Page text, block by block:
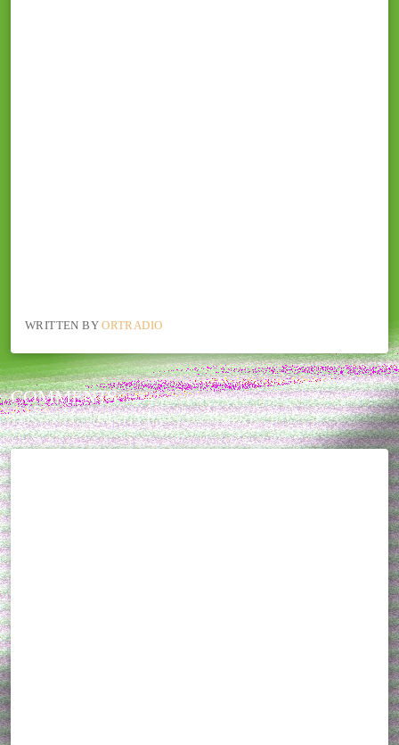
WRITTEN BYORTRADIO
COMMENTS
THIS POST CURRENTLY HAS NO COMMENTS.